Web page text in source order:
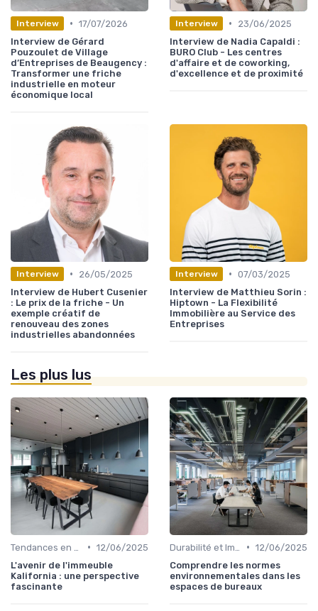
Interview • 17/07/2026
Interview de Gérard
Pouzoulet de Village
d’Entreprises de Beaugency :
Transformer une friche
industrielle en moteur
économique local
Interview •
23/06/2025
Interview de Nadia Capaldi :
BURO Club - Les centres
d'affaire et de coworking,
d'excellence et de proximité
Interview •
26/05/2025
Interview de Hubert Cusenier
: Le prix de la friche - Un
exemple créatif de
renouveau des zones
industrielles abandonnées
Interview • 07/03/2025
Interview de Matthieu Sorin :
Hiptown - La Flexibilité
Immobilière au Service des
Entreprises
Les plus lus
• 12/06/2025
L'avenir de l'immeuble
Kalifornia : une perspective
fascinante
• 12/06/2025
Comprendre les normes
environnementales dans les
espaces de bureaux